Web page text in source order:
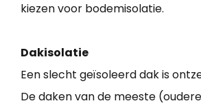
kiezen voor bodemisolatie.
Dakisolatie
Een slecht geïsoleerd dak is
De daken van de meeste